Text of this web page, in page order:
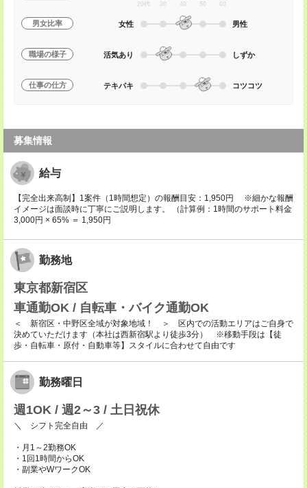
20代 30 40 50 60
男女比率 女性 男性
職場の様子 活気あり しずか
仕事の仕方 テキパキ コツコツ
募集情報
給与
【完全出来高制】1案件（1時間想定）の報酬目安：1,950円 ※細かな報酬
イメージは面談時に丁寧にご説明します。 （計算例：1時間のサポート料金
3,000円 × 65% ＝ 1,950円
勤務地
東京都新宿区
車通勤OK / 自転車・バイク通勤OK
＜ 新宿区・中野区全域が対象地域！ ＞ 区内での活動エリアはご自身で
決めていただけます（本社は西新宿駅より徒歩3分） ※移動手段は【徒
歩・自転車・原付・自動車等】スタイルに合わせて自由です
勤務曜日
週1OK / 週2～3 / 土日祝休
＼ シフト完全自由 ／
・月1～2勤務OK
・1回1時間からOK
・副業やWワークOK